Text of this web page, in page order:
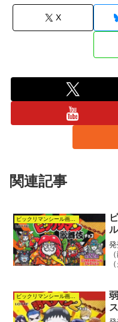
X
関連記事